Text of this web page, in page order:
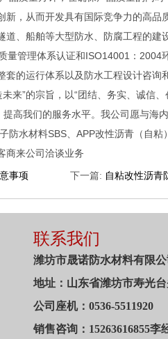
，从而开发具有国际竞争力的高品
、船舶等大型防水、防腐工程的建
管理体系认证和ISO14001：2004
的运行体系以及防水工程设计咨询
来”的宗旨，以“团结、务实、诚信、
高我们的服务水平。我公司愿与海内
水材料SBS、APP改性沥青（自粘
商来公司洽谈业务
事项 下一篇: 自粘改性沥青
联系我们
潍坊市晟诺防水材料有限公
地址：山东省潍坊市寿光台
公司座机： 0536-5511920
销售咨询： 15263616855李